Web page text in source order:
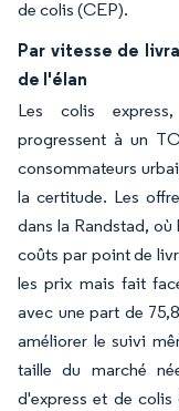
de colis (CEP).
Par vitesse de
de l'élan
Les colis
progressent à un
consommateurs
la certitude. Les
dans la Randstad,
coûts par point de
les prix mais fait
avec une part de
améliorer le suivi
taille du marché
d'express et de